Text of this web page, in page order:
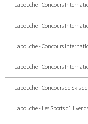
Labouche - Concours
Labouche - Concours
Labouche - Concours
Labouche - Concours
Labouche - Concours de Skis de
Labouche - Les Sports d'Hiver